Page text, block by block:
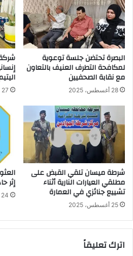
البصرة تحتضن جلسة توعوية
لمكافحة التطرف العنيف بالتعاون
مع نقابة الصحفيين
28 أغسطس، 2025 27 أغسطس، 2025
شرطة ميسان تلقي القبض على
مطلقي العيارات النارية أثناء
تشييع جنائزي في العمارة
25 أغسطس، 2025
إثر
24 أغسطس، 2025
اترك تعليقاً